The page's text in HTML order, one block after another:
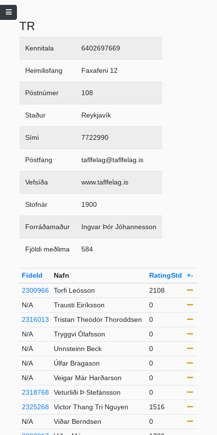
TR
Kennitala 6402697669
Heimilisfang Faxafeni 12
Póstnúmer 108
Staður Reykjavík
Sími 7722990
Póstfang taflfelag@taflfelag.is
Vefsíða www.taflfelag.is
Stofnár 1900
Forráðamaður Ingvar Þór Jóhannesson
Fjöldi meðlima 584
FideId Nafn RatingStd +-
2300966
Torfi Leósson 2108
N/A
Trausti Eiríksson 0
2316013
Tristan Theódór Thoroddsen 0
N/A
Tryggvi Ólafsson 0
N/A
Unnsteinn Beck 0
N/A
Úlfar Bragason 0
N/A
Veigar Már Harðarson 0
2318768
Veturliði Þ Stefánsson 0
2325268
Victor Thang Tri Nguyen 1516
N/A
Viðar Berndsen 0